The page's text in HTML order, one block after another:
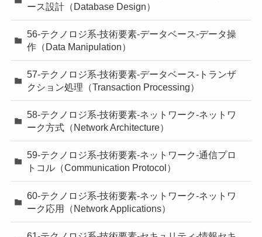
ース設計（Database Design）
56-テクノロジ系-技術要素-データベース-データ操
作（Data Manipulation）
57-テクノロジ系-技術要素-データベース-トランザ
クション処理（Transaction Processing）
58-テクノロジ系-技術要素-ネットワーク-ネットワ
ーク方式（Network Architecture）
59-テクノロジ系-技術要素-ネットワーク-通信プロ
トコル（Communication Protocol）
60-テクノロジ系-技術要素-ネットワーク-ネットワ
ーク応用（Network Applications）